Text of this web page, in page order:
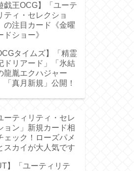
戯王OCG】「ユーテ
ティ・セレクショ
の注目カード《金曜
ドショー》
タイムズ】「精霊
ドリアード」「氷結
龍胤エクハジャー
「真月新規」公開！
ーティリティ・セレ
ョン」新規カード相
ェック！ローズパメ
スカイが大人気です
】「ユーティリテ